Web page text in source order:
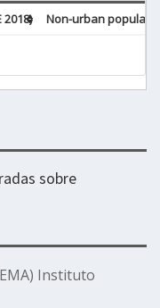
Non-urban
sobre
Instituto